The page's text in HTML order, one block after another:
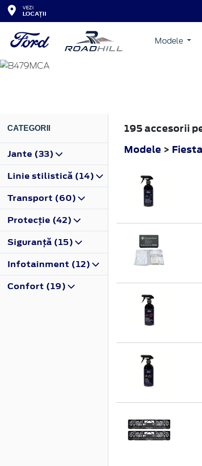
VEZI
LOCAȚII
Modele
FIESTA
CATEGORII
Jante (33)
Linie stilistică (14)
Transport (60)
Protecţie (42)
Siguranţă (15)
Infotainment (12)
Confort (19)
195 accesorii
Modele >